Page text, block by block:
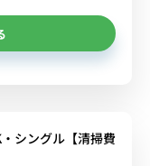
シングル【清掃費